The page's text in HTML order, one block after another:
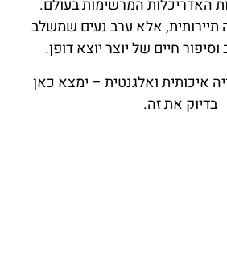
האדריכלות המרשימות בעולם.
תיירותית, אלא ערב נעים שמשלב
וסיפור חיים של יוצר יוצא דופן.
איכותית ואלגנטית – ימצא כאן
בדיוק את זה.